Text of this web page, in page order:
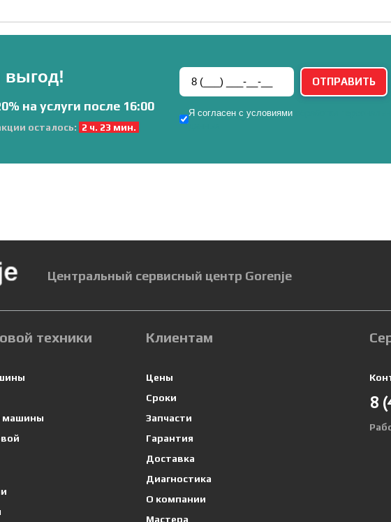
выгод!
на услуги после 16:00
осталось: 2 ч. 23 мин.
Я согласен с условиями
Центральный сервисный центр Gorenje
техники
машины
Клиентам
Цены
Сроки
Запчасти
Гарантия
Доставка
Диагностика
О компании
Мастера
8